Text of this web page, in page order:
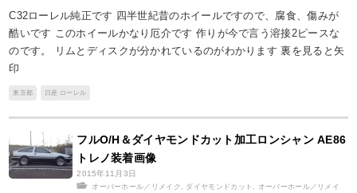
C32ローレル純正です 四半世紀昔のホイールですので、腐食、傷みが
酷いです このホイールかなり厄介です 作りが今で言う溶接2ピースな
のです。 リムとディスクが分かれているのがわかります 裏を見ると矢
印
東京都 日産 ローレル
フルO/H＆ダイヤモンドカット加工ロンシャン AE86
トレノ装着画像
2015年11月3日
オーバーホール／リメイク , ダイヤモンドカット , オーバーホール／リメイ